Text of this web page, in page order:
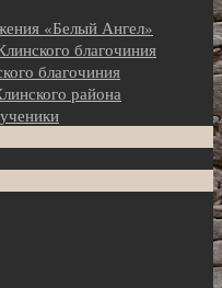
«Белый Ангел»
благочиния
благочиния
района